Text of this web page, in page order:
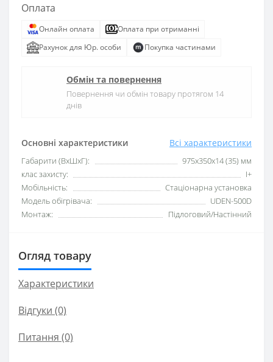
Основні характеристики Всі характеристики
Габарити (ВхШхГ):
975х350х14 (35) мм
клас захисту:
I+
Мобільність:
Стаціонарна установка
Модель обігрівача:
UDEN-500D
Монтаж:
Підлоговий/Настінний
Оплата
Онлайн оплата
Оплата при отриманні
Рахунок для Юр. особи
Покупка частинами
Обмін та повернення
Повернення чи обмін товару протягом 14
днів
Огляд товару
Характеристики
Відгуки (0)
Питання (0)